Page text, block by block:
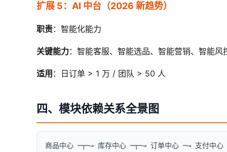
扩展 5：AI 中台（2026 新趋势）
职责：智能化能力
关键能力：智能客服、智能选品、智能营销、智能风
适用 ：日订单 > 1 万 / 团队 > 50 人
四、模块依赖关系全景图
商品中心 ─┬─→ 库存中心 ─┬─→ 订单中心 ─→ 支付中心